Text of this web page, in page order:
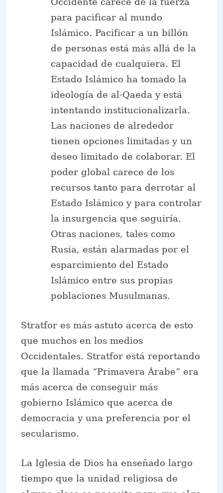
para pacificar al mundo
Islámico. Pacificar a un billón
de personas está más allá de la
capacidad de cualquiera. El
Estado Islámico ha tomado la
ideología de al-Qaeda y está
intentando institucionalizarla.
Las naciones de alrededor
tienen opciones limitadas y un
deseo limitado de colaborar. El
poder global carece de los
recursos tanto para derrotar al
Estado Islámico y para controlar
la insurgencia que seguiría.
Otras naciones, tales como
Rusia, están alarmadas por el
esparcimiento del Estado
Islámico entre sus propias
poblaciones Musulmanas.
Stratfor es más astuto acerca de esto
que muchos en los medios
Occidentales. Stratfor está reportando
que la llamada “Primavera Árabe” era
más acerca de conseguir más
gobierno Islámico que acerca de
democracia y una preferencia por el
secularismo.
La Iglesia de Dios ha enseñado largo
tiempo que la unidad religiosa de